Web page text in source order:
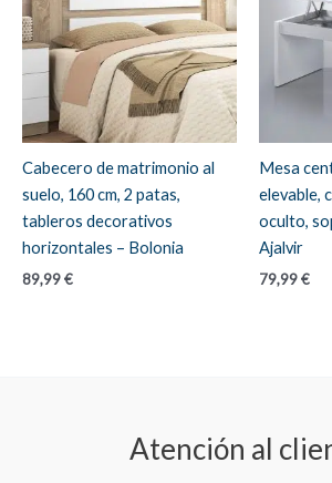
Cabecero de matrimonio al
suelo, 160 cm, 2 patas,
tableros decorativos
horizontales – Bolonia
89,99€
Mesa
elevable,
oculto,
Ajalvir
79,99€
Atención al